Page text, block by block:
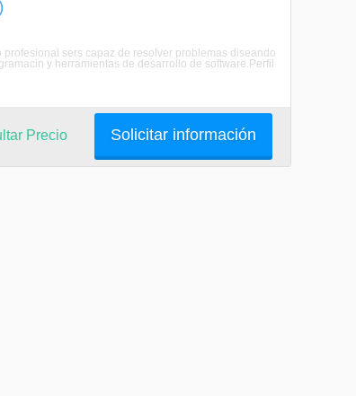
sers capaz de resolver problemas diseando
y herramientas de desarrollo de software.Perfil
Solicitar información
Precio